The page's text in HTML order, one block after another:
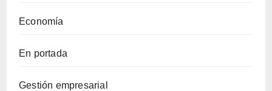
Economía
En portada
Gestión empresarial